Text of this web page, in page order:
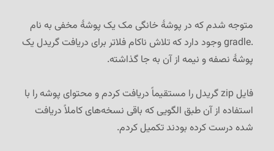
متوجه شدم که در پوشهٔ خانگی مک یک پوشهٔ مخفی به نام
.gradle وجود دارد که تلاش ناکام فلاتر برای دریافت گریدل یک
پوشهٔ نصفه و نیمه از آن به جا گذاشته.
فایل zip گریدل را مستقیماً دریافت کردم و محتوای پوشه را با
استفاده از آن طبق الگویی که باقی نسخه‌های کاملاً دریافت
شده درست کرده بودند تکمیل کردم.